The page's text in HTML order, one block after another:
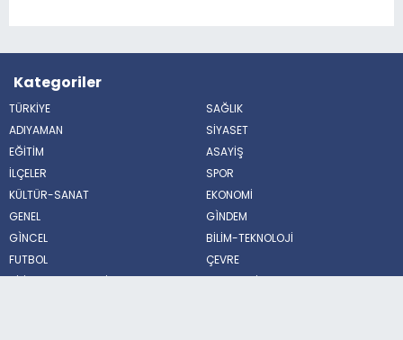
Kategoriler
TÜRKİYE
SAĞLIK
ADIYAMAN
SİYASET
EĞİTİM
ASAYİŞ
İLÇELER
SPOR
KÜLTÜR-SANAT
EKONOMİ
GENEL
GÌNDEM
GÌNCEL
BİLİM-TEKNOLOJİ
FUTBOL
ÇEVRE
BİLİM VE TEKNOLOJİ
HABERDE İNSAN